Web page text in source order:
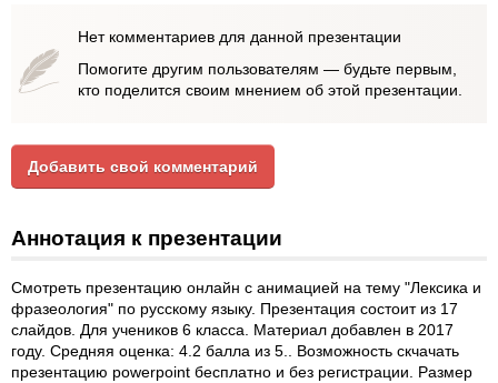
Нет комментариев для данной презентации
Помогите другим пользователям — будьте первым,
кто поделится своим мнением об этой презентации.
Добавить свой комментарий
Аннотация к презентации
Смотреть презентацию онлайн с анимацией на тему "Лексика и
фразеология" по русскому языку. Презентация состоит из 17
слайдов. Для учеников 6 класса. Материал добавлен в 2017
году. Средняя оценка: 4.2 балла из 5.. Возможность скчачать
презентацию powerpoint бесплатно и без регистрации. Размер